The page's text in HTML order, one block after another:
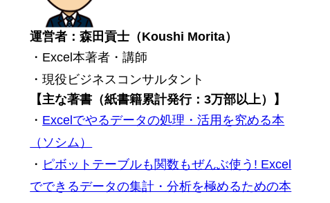
運営者：森田貢士（Koushi Morita）
・Excel本著者・講師
・現役ビジネスコンサルタント
【主な著書（紙書籍累計発行：3万部以上）】
・ Excelでやるデータの処理・活用を究める本
（ソシム）
・ ピボットテーブルも関数もぜんぶ使う! Excel
でできるデータの集計・分析を極めるための本